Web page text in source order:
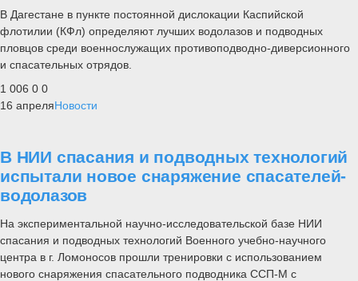
В Дагестане в пункте постоянной дислокации Каспийской
флотилии (КФл) определяют лучших водолазов и подводных
пловцов среди военнослужащих противоподводно-диверсионного
и спасательных отрядов.
1 006 0 0
16 апреляНовости
В НИИ спасания и подводных технологий
испытали новое снаряжение спасателей-
водолазов
На экспериментальной научно-исследовательской базе НИИ
спасания и подводных технологий Военного учебно-научного
центра в г. Ломоносов прошли тренировки с использованием
нового снаряжения спасательного подводника ССП-М с